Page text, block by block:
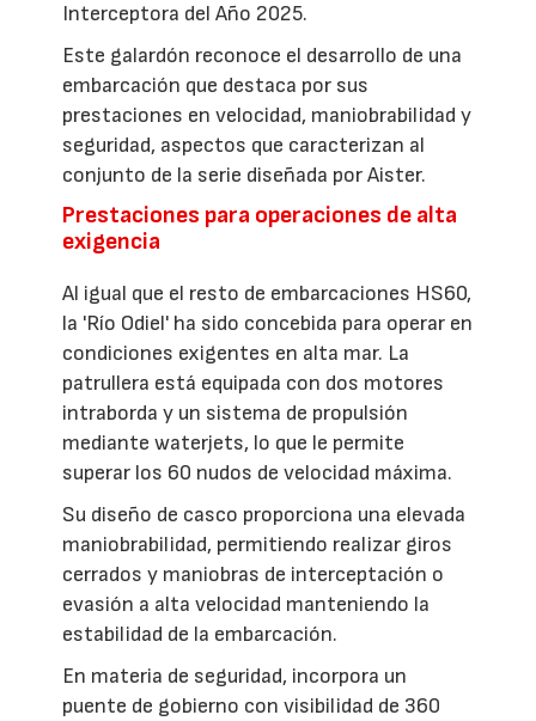
Interceptora del Año 2025.
Este galardón reconoce el desarrollo de una
embarcación que destaca por sus
prestaciones en velocidad, maniobrabilidad y
seguridad, aspectos que caracterizan al
conjunto de la serie diseñada por Aister.
Prestaciones para operaciones de alta
exigencia
Al igual que el resto de embarcaciones HS60,
la 'Río Odiel' ha sido concebida para operar en
condiciones exigentes en alta mar. La
patrullera está equipada con dos motores
intraborda y un sistema de propulsión
mediante waterjets, lo que le permite
superar los 60 nudos de velocidad máxima.
Su diseño de casco proporciona una elevada
maniobrabilidad, permitiendo realizar giros
cerrados y maniobras de interceptación o
evasión a alta velocidad manteniendo la
estabilidad de la embarcación.
En materia de seguridad, incorpora un
puente de gobierno con visibilidad de 360